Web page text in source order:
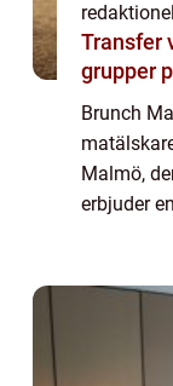
redaktionel
Transfer visby smidiga
grupper
Brunch
Malmö,
erbjuder
staden...